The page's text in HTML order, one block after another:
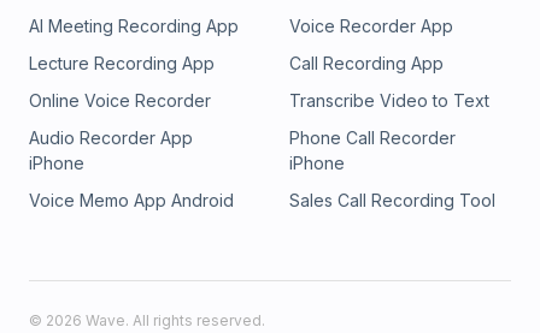
AI Meeting Recording App
Voice Recorder App
Lecture Recording App
Call Recording App
Online Voice Recorder
Transcribe Video to Text
Audio Recorder App
iPhone
Phone Call Recorder
iPhone
Voice Memo App Android
Sales Call Recording Tool
© 2026 Wave. All rights reserved.